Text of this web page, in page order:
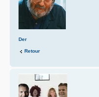
Der
Retour